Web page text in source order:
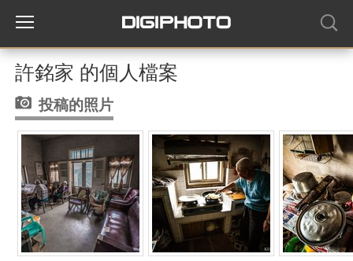
許銘家 的個人檔案
投稿的照片